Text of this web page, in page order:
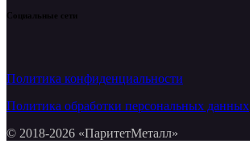
Социальные сети
Политика конфиденциальности
Политика обработки персональных данных
© 2018-2026 «ПаритетМеталл»